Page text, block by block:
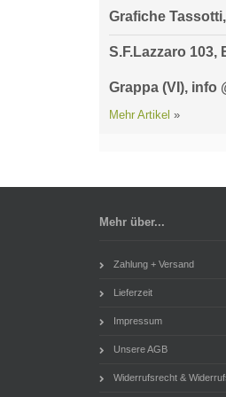
Grafiche
S.F.Lazzaro 103,
Grappa (VI), info
Mehr Artikel »
Mehr über...
Zahlung + Versand
Lieferzeit
Impressum
Unsere AGB
Widerrufsrecht &